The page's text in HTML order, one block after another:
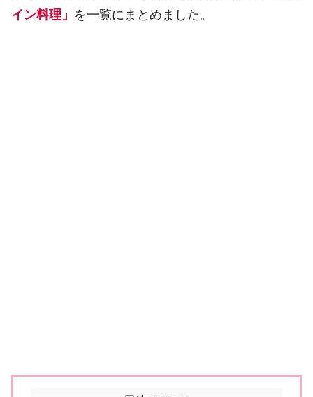
イン料理」 を一覧にまとめました。